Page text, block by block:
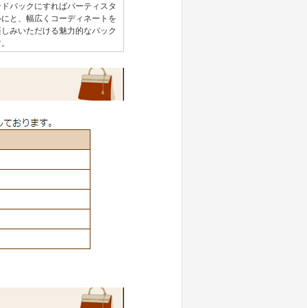
バックにすればパーティスタ
と、幅広くコーディネートを
みいただける魅力的なバック